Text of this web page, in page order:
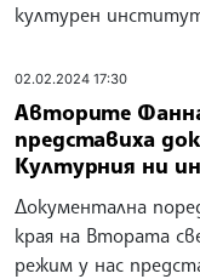
културен
02.02.2024 17:30
Авторите
представиха
Културния ни
Документална
края на Втората
режим у нас